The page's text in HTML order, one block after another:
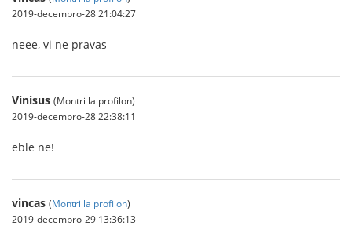
2019-decembro-28 21:04:27
neee, vi ne pravas
Vinisus (Montri la profilon)
2019-decembro-28 22:38:11
eble ne!
vincas (Montri la profilon)
2019-decembro-29 13:36:13